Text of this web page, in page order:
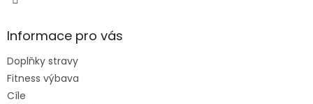
Informace pro vás
Doplňky stravy
Fitness výbava
Cíle